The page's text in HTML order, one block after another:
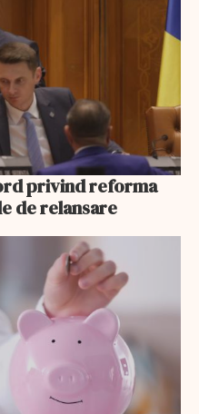
privind reforma
de relansare